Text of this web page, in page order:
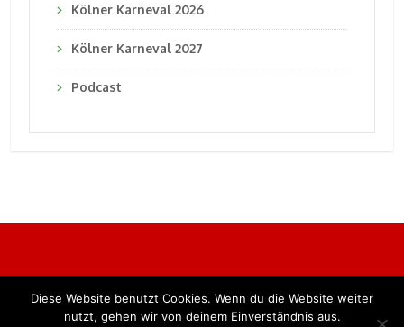
Kölner Karneval 2026
Kölner Karneval 2027
Podcast
Alle Rechte vorbehalten. BKB Verlag GmbH
Diese Website benutzt Cookies. Wenn du die Website weiter
nutzt, gehen wir von deinem Einverständnis aus.